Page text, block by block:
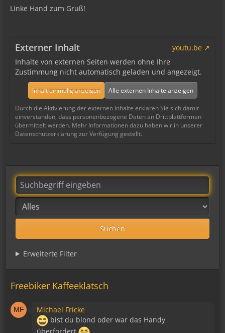
Linke Hand zum Gruß!
Externer Inhalt
youtu.be
Inhalte von externen Seiten werden ohne Ihre
Zustimmung nicht automatisch geladen und angezeigt.
Inhalt einmalig anzeigen Alle externen Inhalte anzeigen
Durch die Aktivierung der externen Inhalte erklären Sie sich damit
einverstanden, dass personenbezogene Daten an Drittplattformen
übermittelt werden. Mehr Informationen dazu haben wir in unserer
Datenschutzerklärung zur Verfügung gestellt.
Suchen
Erweiterte Filter
Freebiker Kaffeeklatsch
Michael Fricke
bist du blond oder war das Handy